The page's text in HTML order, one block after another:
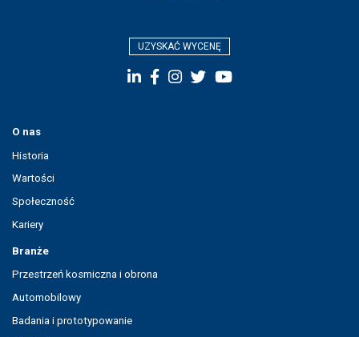
UZYSKAĆ WYCENĘ
O nas
Historia
Wartości
Społeczność
Kariery
Branże
Przestrzeń kosmiczna i obrona
Automobilowy
Badania i prototypowanie